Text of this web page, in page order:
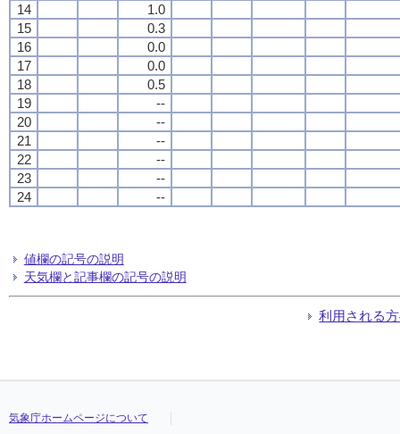
14
1.0
15
0.3
16
0.0
17
0.0
18
0.5
19
--
20
--
21
--
22
--
23
--
24
--
値欄の記号の説明
天気欄と記事欄の記号の説明
利用される
気象庁ホームページについて